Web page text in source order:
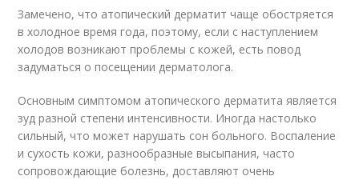
Замечено, что атопический дерматит чаще обостряется
в холодное время года, поэтому, если с наступлением
холодов возникают проблемы с кожей, есть повод
задуматься о посещении дерматолога.
Основным симптомом атопического дерматита является
зуд разной степени интенсивности. Иногда настолько
сильный, что может нарушать сон больного. Воспаление
и сухость кожи, разнообразные высыпания, часто
сопровождающие болезнь, доставляют очень